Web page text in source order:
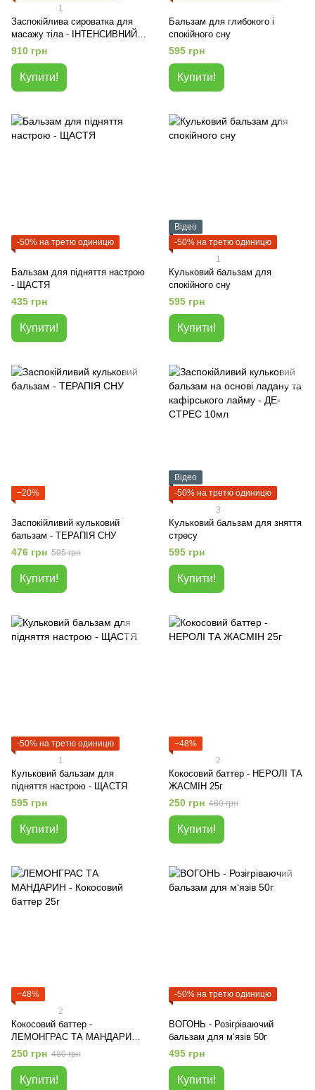
1
Заспокійлива сироватка для
масажу тіла - ІНТЕНСИВНИЙ
СОН
910 грн
Купити!
Бальзам для глибокого і
спокійного сну
595 грн
Купити!
-50% на третю одиницю
Бальзам для підняття настрою
- ЩАСТЯ
435 грн
Купити!
Відео
-50% на третю одиницю
1
Кульковий бальзам для
спокійного сну
595 грн
Купити!
−20%
Заспокійливий кульковий
бальзам - ТЕРАПІЯ СНУ
476 грн 595 грн
Купити!
Відео
-50% на третю одиницю
3
Кульковий бальзам для зняття
стресу
595 грн
Купити!
-50% на третю одиницю
1
Кульковий бальзам для
підняття настрою - ЩАСТЯ
595 грн
Купити!
−48%
2
Кокосовий баттер - НЕРОЛІ ТА
ЖАСМІН 25г
250 грн 480 грн
Купити!
−48%
2
Кокосовий баттер -
ЛЕМОНГРАС ТА МАНДАРИН
25г
250 грн 480 грн
Купити!
-50% на третю одиницю
ВОГОНЬ - Розігріваючий
бальзам для м‘язів 50г
495 грн
Купити!